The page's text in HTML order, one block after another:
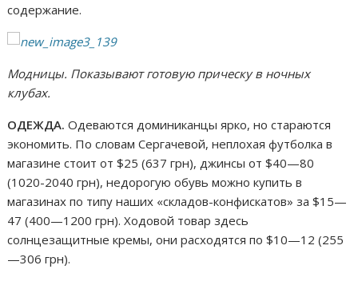
содержание.
Модницы. Показывают готовую прическу в ночных
клубах.
ОДЕЖДА. Одеваются доминиканцы ярко, но стараются
экономить. По словам Сергачевой, неплохая футболка в
магазине стоит от $25 (637 грн), джинсы от $40—80
(1020-2040 грн), недорогую обувь можно купить в
магазинах по типу наших «складов-конфискатов» за $15—
47 (400—1200 грн). Ходовой товар здесь
солнцезащитные кремы, они расходятся по $10—12 (255
—306 грн).